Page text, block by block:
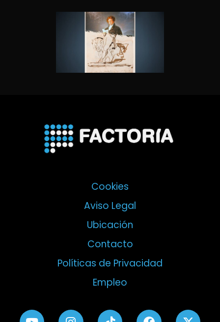
Cookies
Aviso Legal
Ubicación
Contacto
Políticas de Privacidad
Empleo